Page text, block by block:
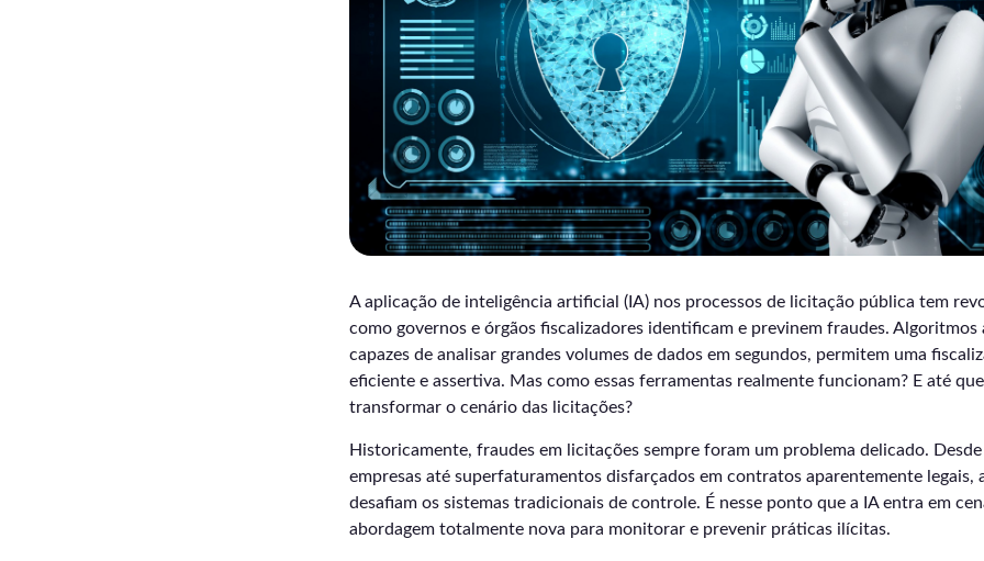
A aplicação de inteligência artificial (IA) nos processos de licitação pública tem
como governos e órgãos fiscalizadores identificam e previnem fraudes. Algoritmos
capazes de analisar grandes volumes de dados em segundos, permitem uma
eficiente e assertiva. Mas como essas ferramentas realmente funcionam? E até
transformar o cenário das licitações?
Historicamente, fraudes em licitações sempre foram um problema delicado.
empresas até superfaturamentos disfarçados em contratos aparentemente legais,
desafiam os sistemas tradicionais de controle. É nesse ponto que a IA entra em
abordagem totalmente nova para monitorar e prevenir práticas ilícitas.